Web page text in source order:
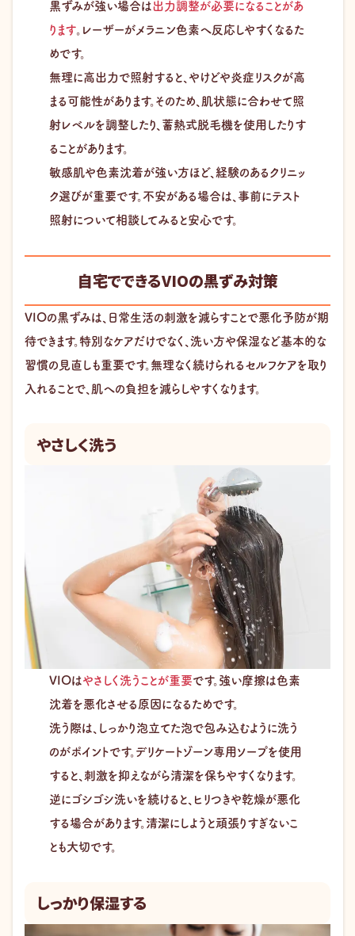
黒ずみが強い場合は出力調整が必要になることがあ
ります。レーザーがメラニン色素へ反応しやすくなるた
めです。
無理に高出力で照射すると、やけどや炎症リスクが高
まる可能性があります。そのため、肌状態に合わせて照
射レベルを調整したり、蓄熱式脱毛機を使用したりす
ることがあります。
敏感肌や色素沈着が強い方ほど、経験のあるクリニッ
ク選びが重要です。不安がある場合は、事前にテスト
照射について相談してみると安心です。
自宅でできるVIOの黒ずみ対策
VIOの黒ずみは、日常生活の刺激を減らすことで悪化予防が期
待できます。特別なケアだけでなく、洗い方や保湿など基本的な
習慣の見直しも重要です。無理なく続けられるセルフケアを取り
入れることで、肌への負担を減らしやすくなります。
やさしく洗う
VIOはやさしく洗うことが重要です。強い摩擦は色素
沈着を悪化させる原因になるためです。
洗う際は、しっかり泡立てた泡で包み込むように洗う
のがポイントです。デリケートゾーン専用ソープを使用
すると、刺激を抑えながら清潔を保ちやすくなります。
逆にゴシゴシ洗いを続けると、ヒリつきや乾燥が悪化
する場合があります。清潔にしようと頑張りすぎないこ
とも大切です。
しっかり保湿する